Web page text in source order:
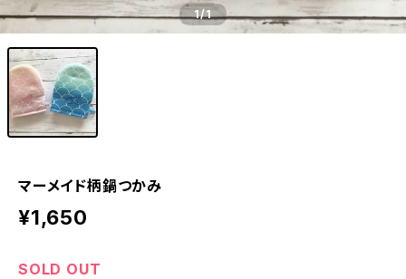
1/1
マーメイド柄鍋つかみ
¥1,650
SOLD OUT